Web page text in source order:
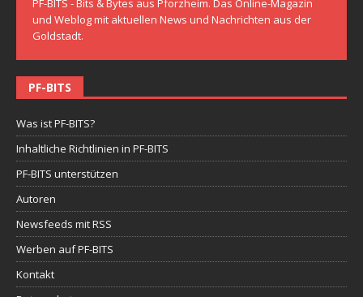
PF-BITS - Bits & Bytes aus Pforzheim. Das Online-Magazin
und Weblog mit aktuellen News und Nachrichten aus der
Goldstadt.
PF-BITS
Was ist PF-BITS?
Inhaltliche Richtlinien in PF-BITS
PF-BITS unterstützen
Autoren
Newsfeeds mit RSS
Werben auf PF-BITS
Kontakt